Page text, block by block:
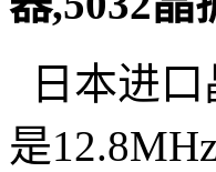
日本进
是